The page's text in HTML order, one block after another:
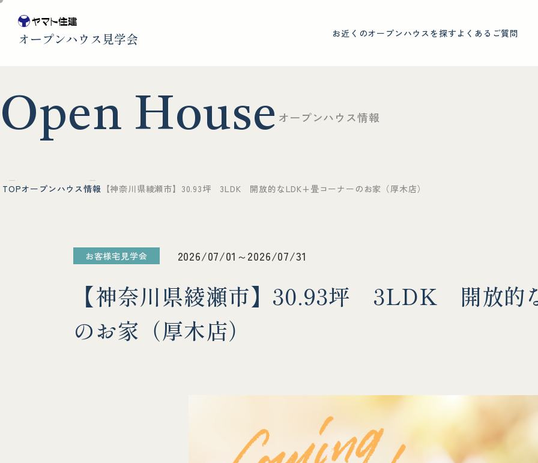
オープンハウス見学会 お近くのオープンハウスを探すよくあるご質問
Open House オープンハウ ス情報
TOPオープンハウス情報 【神奈川県綾瀬市】30.93坪 3LDK 開放的なLDK+畳コーナーのお家（厚木店）
お客様宅見学会 2026/07/01～2026/07/31
【神奈川県綾瀬市】30.93坪 3LDK 開放的
のお家（厚木店）